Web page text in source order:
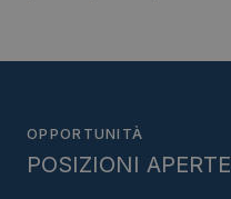
OPPORTUNITÀ
POSIZIONI APERTE